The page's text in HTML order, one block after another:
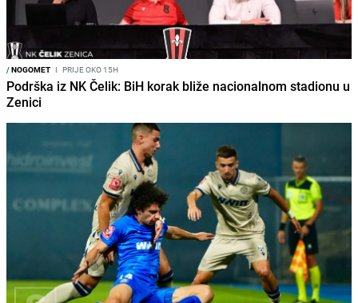
/NOGOMET I PRIJE OKO 15H
Podrška iz NK Čelik: BiH korak bliže nacionalnom stadionu u
Zenici